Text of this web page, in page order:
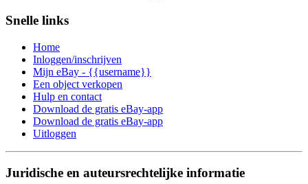
Snelle links
Home
Inloggen/inschrijven
Mijn eBay - {{username}}
Een object verkopen
Hulp en contact
Download de gratis eBay-app
Download de gratis eBay-app
Uitloggen
Juridische en auteursrechtelijke informatie